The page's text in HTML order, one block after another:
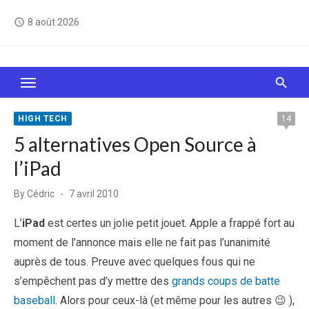
access_time 8 août 2026
Le Web, c'est comme une boîte de chocolats… On
sait jamais sur quoi on va tomber !
HIGH TECH 14
5 alternatives Open Source à
l’iPad
ByCédric
Posted
7 avril 2010
L’iPad est certes un jolie petit jouet. Apple a frappé fort au
moment de l’annonce mais elle ne fait pas l’unanimité
auprès de tous. Preuve avec quelques fous qui ne
s’empêchent pas d’y mettre des grands coups de batte
baseball . Alors pour ceux-là (et même pour les autres 😉 ),